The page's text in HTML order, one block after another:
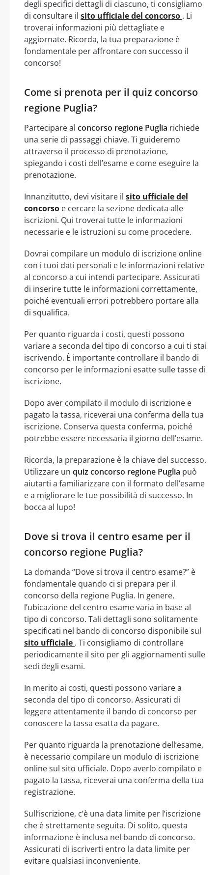
degli specifici dettagli di ciascuno, ti consigliamo
di consultare il sito ufficiale del concorso . Li
troverai informazioni più dettagliate e
aggiornate. Ricorda, la tua preparazione è
fondamentale per affrontare con successo il
concorso!
Come si prenota per il quiz concorso
regione Puglia?
Partecipare al concorso regione Puglia richiede
una serie di passaggi chiave. Ti guideremo
attraverso il processo di prenotazione,
spiegando i costi dell’esame e come eseguire la
prenotazione.
Innanzitutto, devi visitare il sito ufficiale del
concorso e cercare la sezione dedicata alle
iscrizioni. Qui troverai tutte le informazioni
necessarie e le istruzioni su come procedere.
Dovrai compilare un modulo di iscrizione online
con i tuoi dati personali e le informazioni relative
al concorso a cui intendi partecipare. Assicurati
di inserire tutte le informazioni correttamente,
poiché eventuali errori potrebbero portare alla
di squalifica.
Per quanto riguarda i costi, questi possono
variare a seconda del tipo di concorso a cui ti stai
iscrivendo. È importante controllare il bando di
concorso per le informazioni esatte sulle tasse di
iscrizione.
Dopo aver compilato il modulo di iscrizione e
pagato la tassa, riceverai una conferma della tua
iscrizione. Conserva questa conferma, poiché
potrebbe essere necessaria il giorno dell’esame.
Ricorda, la preparazione è la chiave del successo.
Utilizzare un quiz concorso regione Puglia può
aiutarti a familiarizzare con il formato dell’esame
e a migliorare le tue possibilità di successo. In
bocca al lupo!
Dove si trova il centro esame per il
concorso regione Puglia?
La domanda “Dove si trova il centro esame?” è
fondamentale quando ci si prepara per il
concorso della regione Puglia. In genere,
l’ubicazione del centro esame varia in base al
tipo di concorso. Tali dettagli sono solitamente
specificati nel bando di concorso disponibile sul
sito ufficiale . Ti consigliamo di controllare
periodicamente il sito per gli aggiornamenti sulle
sedi degli esami.
In merito ai costi, questi possono variare a
seconda del tipo di concorso. Assicurati di
leggere attentamente il bando di concorso per
conoscere la tassa esatta da pagare.
Per quanto riguarda la prenotazione dell’esame,
è necessario compilare un modulo di iscrizione
online sul sito ufficiale. Dopo averlo compilato e
pagato la tassa, riceverai una conferma della tua
registrazione.
Sull’iscrizione, c’è una data limite per l’iscrizione
che è strettamente seguita. Di solito, questa
informazione è inclusa nel bando di concorso.
Assicurati di iscriverti entro la data limite per
evitare qualsiasi inconveniente.